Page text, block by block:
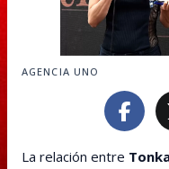
AGENCIA UNO
La relación entre